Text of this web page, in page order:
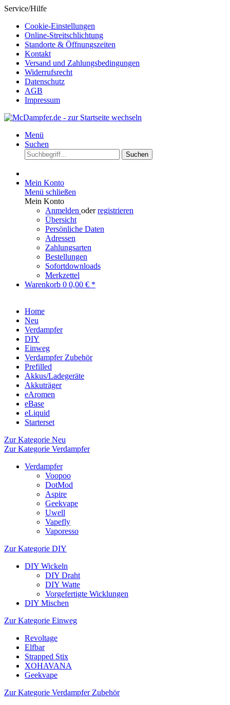
Service/Hilfe
Cookie-Einstellungen
Online-Streitschlichtung
Standorte & Öffnungszeiten
Kontakt
Versand und Zahlungsbedingungen
Widerrufsrecht
Datenschutz
AGB
Impressum
Menü
Suchen
Suchen
Mein Konto
Menü schließen
Mein Konto
Anmelden oderregistrieren
Übersicht
Persönliche Daten
Adressen
Zahlungsarten
Bestellungen
Sofortdownloads
Merkzettel
Warenkorb 0 0,00 € *
Home
Neu
Verdampfer
DIY
Einweg
Verdampfer Zubehör
Prefilled
Akkus/Ladegeräte
Akkuträger
eAromen
eBase
eLiquid
Starterset
Zur Kategorie Neu
Zur Kategorie Verdampfer
Verdampfer
Voopoo
DotMod
Aspire
Geekvape
Uwell
Vapefly
Vaporesso
Zur Kategorie DIY
DIY Wickeln
DIY Draht
DIY Watte
Vorgefertigte Wicklungen
DIY Mischen
Zur Kategorie Einweg
Revoltage
Elfbar
Strapped Stix
XOHAVANA
Geekvape
Zur Kategorie Verdampfer Zubehör